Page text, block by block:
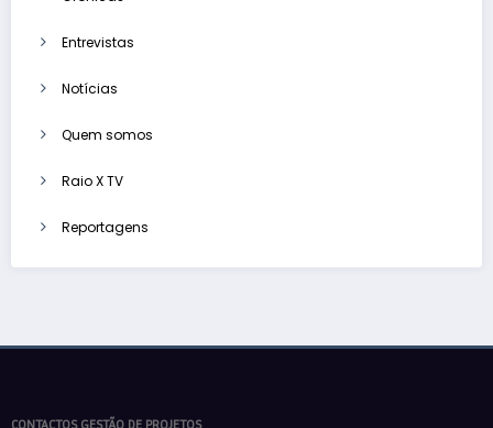
Entrevistas
Notícias
Quem somos
Raio X TV
Reportagens
CONTACTOS GESTÃO DE PROJETOS